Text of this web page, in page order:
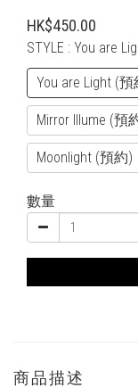
HK$450.00
STYLE : You are
You are Light (預
Mirror Illume (預
Moonlight (預約)
數量
商品描述